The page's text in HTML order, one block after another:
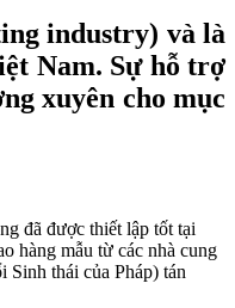
industry) và là
Nam. Sự hỗ trợ
xuyên cho mục
đã được thiết lập tốt tại
hàng mẫu từ các nhà cung
thái của Pháp) tán